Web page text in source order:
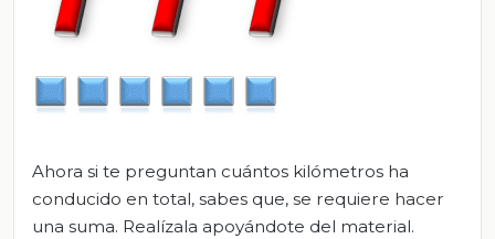
Ahora si te preguntan cuántos kilómetros ha
conducido en total, sabes que, se requiere hacer
una suma. Realízala apoyándote del material.